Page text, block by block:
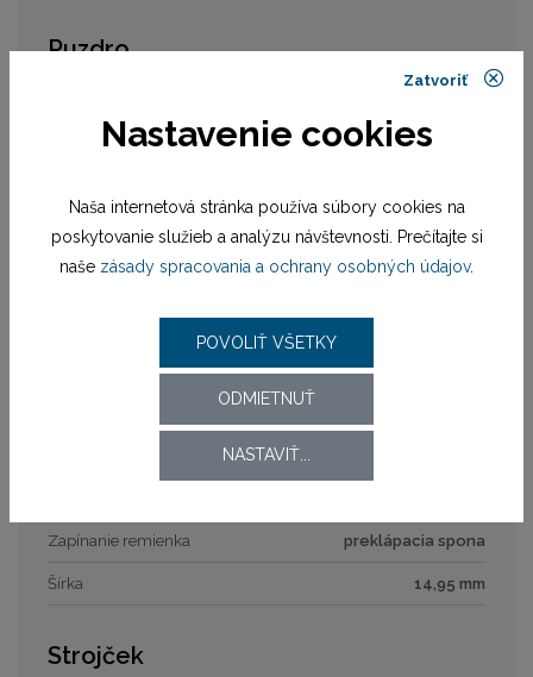
Puzdro
zafírové
Číselník
Rozmer číselníka
Remienok / náramok
Zapínanie remienka preklápacia spona
Šírka 14,95 mm
Strojček
Zatvoriť
Nastavenie cookies
Naša internetová stránka používa súbory cookies na
poskytovanie služieb a analýzu návštevnosti. Prečítajte si
naše zásady spracovania a ochrany osobných údajov.
POVOLIŤ VŠETKY
ODMIETNUŤ
NASTAVIŤ...